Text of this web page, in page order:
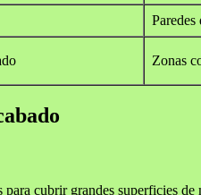
Zonas
cubrir grandes superficies